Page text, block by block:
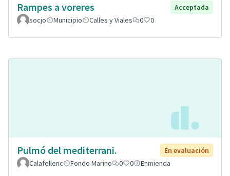
Rampes a voreres
Acceptada
socjo
Municipio Calles y Viales 0 0
Pulmó del mediterrani.
En evaluación
Calafellenc
Fondo Marino 0 0 Enmienda